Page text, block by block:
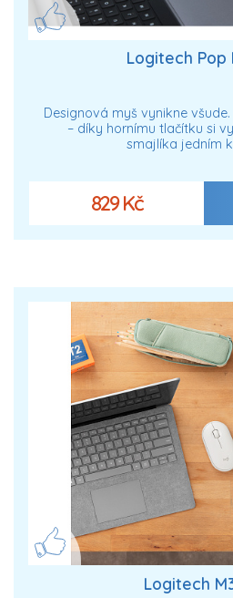
Logitech Pop
Designová myš vynikne
– díky hornímu tlačítku si
smajlíka jedním
829 Kč
Logitech